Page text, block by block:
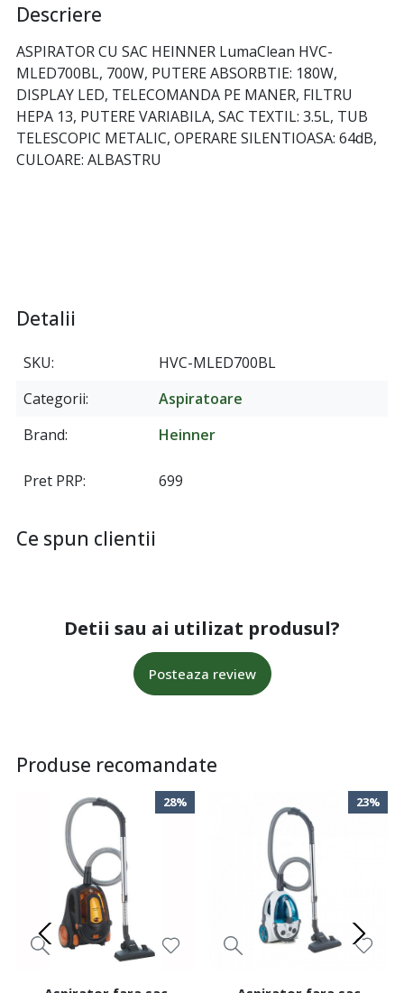
Descriere
ASPIRATOR CU SAC HEINNER LumaClean HVC-
MLED700BL, 700W, PUTERE ABSORBTIE: 180W,
DISPLAY LED, TELECOMANDA PE MANER, FILTRU
HEPA 13, PUTERE VARIABILA, SAC TEXTIL: 3.5L, TUB
TELESCOPIC METALIC, OPERARE SILENTIOASA: 64dB,
CULOARE: ALBASTRU
Detalii
SKU
HVC-MLED700BL
Categorii
Aspiratoare
Brand
Heinner
Pret PRP 699
Ce spun clientii
Detii sau ai utilizat produsul?
Posteaza review
Produse recomandate
28% 23%